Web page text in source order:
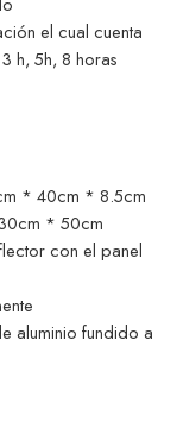
el cual cuenta
h, 5h, 8 horas
* 40cm * 8.5cm
* 50cm
con el panel
aluminio fundido a